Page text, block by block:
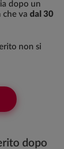
dopo un
che va dal 30
non si
dopo